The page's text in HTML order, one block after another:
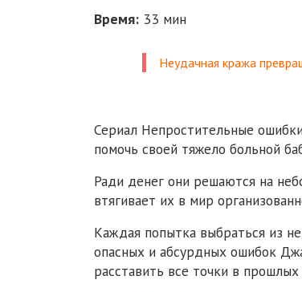
Время: 33 мин
Неудачная кража
Сериал Непростительные
помочь своей тяжело больной
Ради денег они решаются на
втягивает их в мир
Каждая попытка выбраться из
опасных и абсурдных ошибок
расставить все точки в